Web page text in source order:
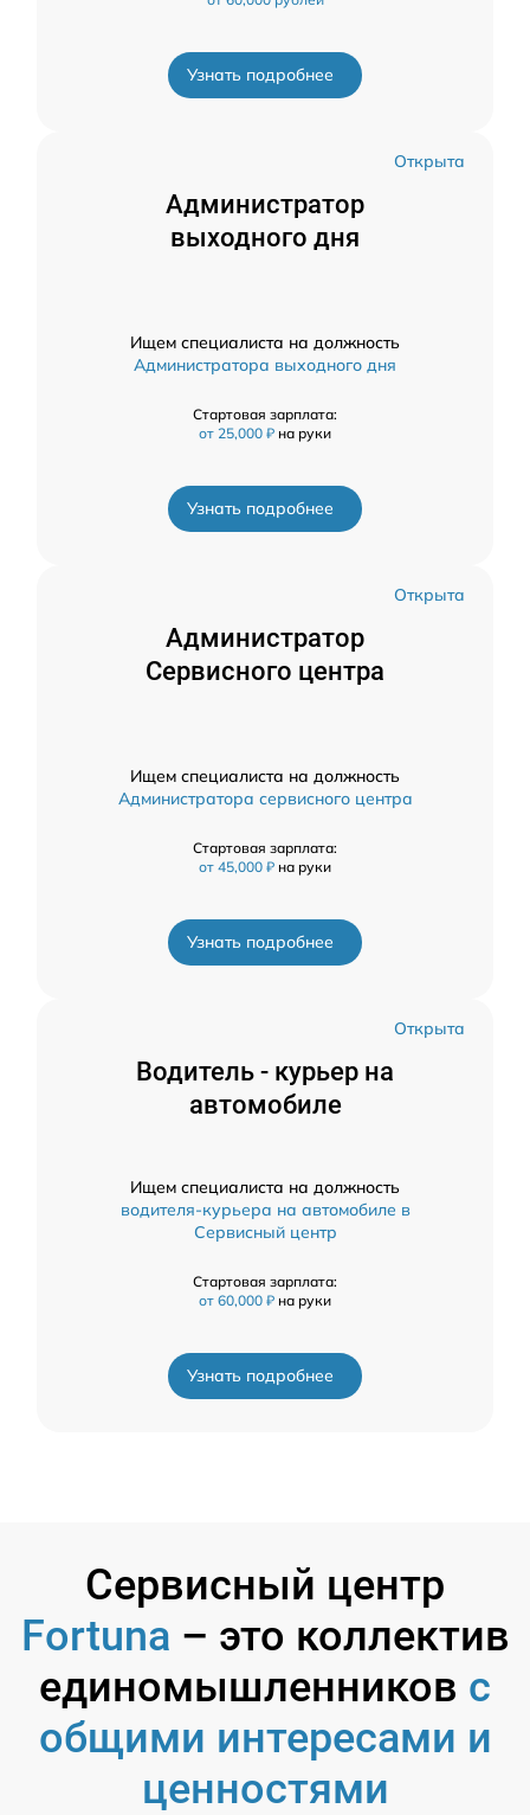
Узнать подробнее
Открыта
Администратор
выходного дня
Ищем специалиста на должность
Администратора выходного дня
Стартовая зарплата:
от 25,000 ₽ на руки
Узнать подробнее
Открыта
Администратор
Сервисного центра
Ищем специалиста на должность
Администратора сервисного центра
Стартовая зарплата:
от 45,000 ₽ на руки
Узнать подробнее
Открыта
Водитель - курьер на
автомобиле
Ищем специалиста на должность
водителя-курьера на автомобиле в
Сервисный центр
Стартовая зарплата:
от 60,000 ₽ на руки
Узнать подробнее
Сервисный центр
Fortuna – это коллектив
единомышленников с
общими интересами и
ценностями